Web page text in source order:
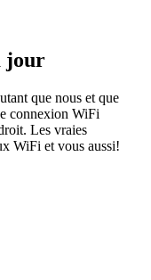
jour
que nous et que
connexion WiFi
Les vraies
WiFi et vous aussi!